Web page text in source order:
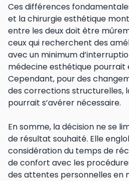
Ces différences
et la chirurgie esthétique
entre les deux doit être
ceux qui recherchent des
avec un minimum
médecine esthétique pourrait
Cependant, pour des
des corrections structurelles,
pourrait s’avérer nécessaire.
En somme, la décision ne se
de résultat souhaité. Elle
considération du temps de
de confort avec les
des attentes personnelles en